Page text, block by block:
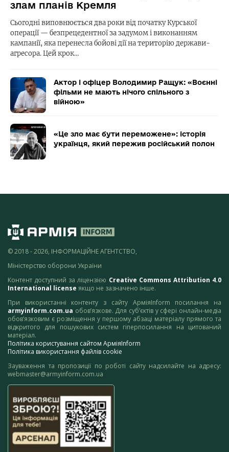
злам планів Кремля
Сьогодні виповнюється два роки від початку Курської
операції — безпрецедентної за задумом і виконанням
кампанії, яка перенесла бойові дії на територію держави-
агресора. Цей крок…
Актор і офіцер Володимир Ращук: «Воєнні
фільми не мають нічого спільного з
війною»
«Це зло має бути переможене»: історія
українця, який пережив російський полон
© 2018 - 2026, ІНФОРМАЦІЙНЕ АГЕНТСТВО,
Міністерство оборони України
Контент доступний за ліцензією Creative Commons Attribution 4.0
International license якщо не зазначено інше.
При використанні контенту з сайту АрміяInform посилання на
armyinform.com.ua обов’язкове. Для суб’єктів у сфері онлайн-медіа
обов’язковим є розміщення у першому абзаці матеріалу прямого та
відкритого для пошукових систем гіперпосилання на цитований
матеріал.
Політика користування сайтом АрміяInform
Політика використання файлів cookie
Зауваження та пропозиції по роботі сайту надсилайте на адресу:
webmaster@armyinform.com.ua